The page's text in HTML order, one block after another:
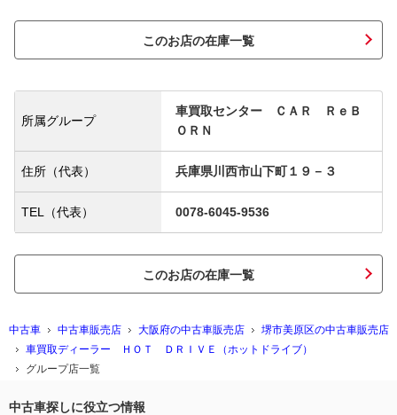
このお店の在庫一覧
所属グループ
車買取センター ＣＡＲ ＲｅＢ
ＯＲＮ
住所（代表） 兵庫県川西市山下町１９－３
TEL（代表） 0078-6045-9536
このお店の在庫一覧
中古車 中古車販売店 大阪府の中古車販売店
堺市美原区の中古車販売店
車買取ディーラー ＨＯＴ ＤＲＩＶＥ（ホットドライブ）
グループ店一覧
中古車探しに役立つ情報